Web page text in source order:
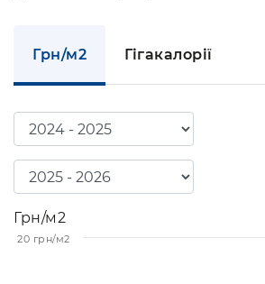
Грн/м2 Гігакалорії
Грн/м2
20 грн/м2